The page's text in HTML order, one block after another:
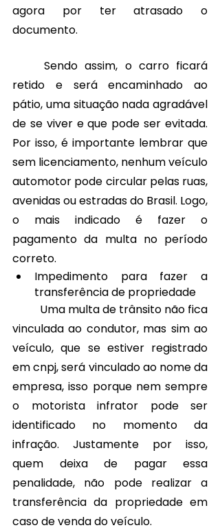
documento.
	Sendo assim, o carro ficará
retido e será encaminhado ao
pátio, uma situação nada agradável
de se viver e que pode ser evitada.
Por isso, é importante lembrar que
sem licenciamento, nenhum veículo
automotor pode circular pelas ruas,
avenidas ou estradas do Brasil. Logo,
o mais indicado é fazer o
pagamento da multa no período
correto.
Impedimento para fazer a
transferência de propriedade
vinculada ao condutor, mas sim ao
veículo, que se estiver registrado
em cnpj, será vinculado ao nome da
empresa, isso porque nem sempre
o motorista infrator pode ser
identificado no momento da
infração. Justamente por isso,
quem deixa de pagar essa
penalidade, não pode realizar a
transferência da propriedade em
caso de venda do veículo.